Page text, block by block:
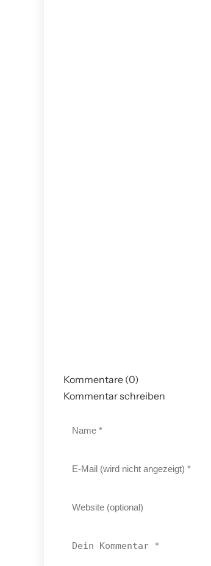
Kommentare (0)
Kommentar schreiben